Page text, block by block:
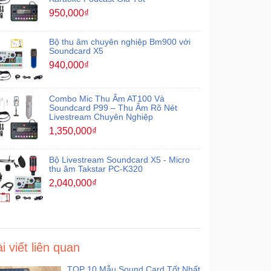
950,000₫
Bộ thu âm chuyên nghiệp Bm900 với
Soundcard X5
940,000₫
Combo Mic Thu Âm AT100 Và
Soundcard P99 – Thu Âm Rõ Nét
Livestream Chuyên Nghiệp
1,350,000₫
Bộ Livestream Soundcard X5 - Micro
thu âm Takstar PC-K320
2,040,000₫
viết liên quan